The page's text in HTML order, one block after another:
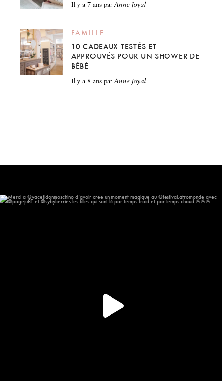
il y a 7 ans parAnne Joyal
FAMILLE
10 CADEAUX TESTÉS ET
APPROUVÉS POUR UN SHOWER DE
BÉBÉ
il y a 8 ans parAnne Joyal